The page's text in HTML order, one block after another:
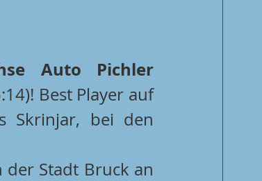
Best Player auf
Skrinjar, bei den
Stadt Bruck an